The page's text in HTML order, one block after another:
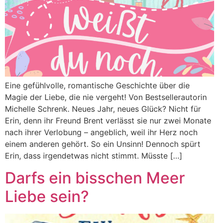
Eine gefühlvolle, romantische Geschichte über die
Magie der Liebe, die nie vergeht! Von Bestsellerautorin
Michelle Schrenk. Neues Jahr, neues Glück? Nicht für
Erin, denn ihr Freund Brent verlässt sie nur zwei Monate
nach ihrer Verlobung – angeblich, weil ihr Herz noch
einem anderen gehört. So ein Unsinn! Dennoch spürt
Erin, dass irgendetwas nicht stimmt. Müsste […]
Darfs ein bisschen Meer
Liebe sein?